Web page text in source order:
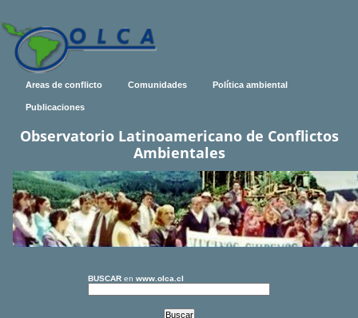
Areas de conflicto Comunidades Política ambiental
Publicaciones
Observatorio Latinoamericano de Conflictos
Ambientales
BUSCAR en www.olca.cl